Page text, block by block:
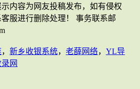
内容为网友投稿发布，如有侵权
服进行删除处理！ 事务联系邮
， 新乡收银系统， 老薛网络， YL导
网